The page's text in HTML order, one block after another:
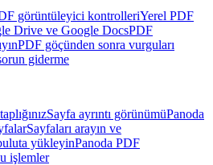
görüntüleyici kontrolleriYerel PDF
Drive ve Google DocsPDF
PDF göçünden sonra vurguları
giderme
Sayfa ayrıntı görünümüPanoda
Sayfaları arayın ve
yükleyinPanoda PDF
işlemler